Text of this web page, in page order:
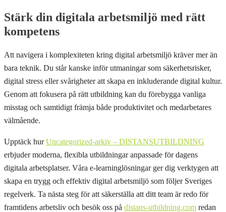
Stärk din digitala arbetsmiljö med rätt
kompetens
Att navigera i komplexiteten kring digital arbetsmiljö kräver mer än
bara teknik. Du står kanske inför utmaningar som säkerhetsrisker,
digital stress eller svårigheter att skapa en inkluderande digital kultur.
Genom att fokusera på rätt utbildning kan du förebygga vanliga
misstag och samtidigt främja både produktivitet och medarbetares
välmående.
Upptäck hurUncategorized-arkiv – DISTANSUTBILDNING
erbjuder moderna, flexibla utbildningar anpassade för dagens
digitala arbetsplatser. Våra e-learninglösningar ger dig verktygen att
skapa en trygg och effektiv digital arbetsmiljö som följer Sveriges
regelverk. Ta nästa steg för att säkerställa att ditt team är redo för
framtidens arbetsliv och besök oss på distans-utbildning.com redan